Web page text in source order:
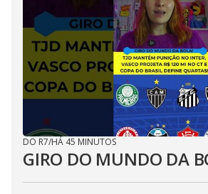
DO R7/HÁ 45 MINUTOS
GIRO DO MUNDO DA